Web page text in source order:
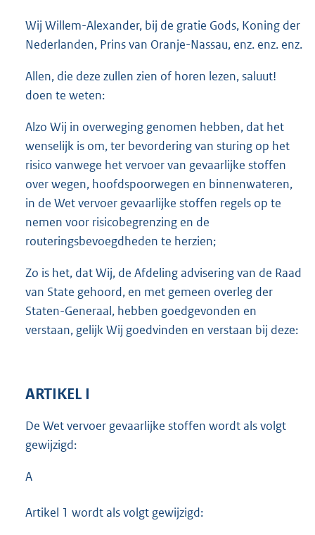
t
9
Wij Willem-Alexander, bij de gratie Gods, Koning der
Nederlanden, Prins van Oranje-Nassau, enz. enz. enz.
Allen, die deze zullen zien of horen lezen, saluut!
doen te weten:
Alzo Wij in overweging genomen hebben, dat het
wenselijk is om, ter bevordering van sturing op het
risico vanwege het vervoer van gevaarlijke stoffen
over wegen, hoofdspoorwegen en binnenwateren,
in de Wet vervoer gevaarlijke stoffen regels op te
nemen voor risicobegrenzing en de
routeringsbevoegdheden te herzien;
Zo is het, dat Wij, de Afdeling advisering van de Raad
van State gehoord, en met gemeen overleg der
Staten-Generaal, hebben goedgevonden en
verstaan, gelijk Wij goedvinden en verstaan bij deze:
ARTIKEL I
De Wet vervoer gevaarlijke stoffen wordt als volgt
gewijzigd:
A
Artikel 1 wordt als volgt gewijzigd: